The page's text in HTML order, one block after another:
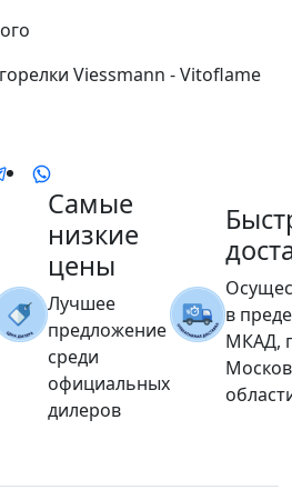
Viessmann - Vitoflame
Самые
низкие
цены
Лучшее
предложение
среди
официальных
дилеров
в
МКАД,